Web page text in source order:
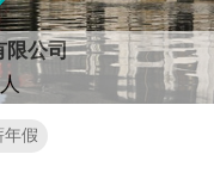
限公司
年假